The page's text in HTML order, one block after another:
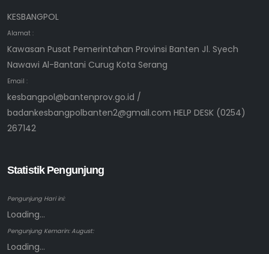
KESBANGPOL
Alamat :
Kawasan Pusat Pemerintahan Provinsi Banten Jl. Syech
Nawawi Al-Bantani Curug Kota Serang
Email :
kesbangpol@bantenprov.go.id /
badankesbangpolbanten2@gmail.com HELP DESK (0254)
267142
Statistik Pengunjung
Pengunjung Hari ini:
Loading...
Pengunjung Kemarin: August:
Loading...